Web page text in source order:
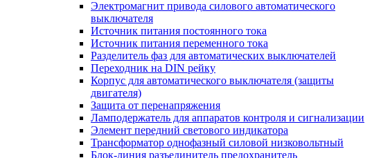
Электромагнит привода силового автоматического
выключателя
Источник питания постоянного тока
Источник питания переменного тока
Разделитель фаз для автоматических выключателей
Переходник на DIN рейку
Корпус для автоматического выключателя (защиты
двигателя)
Защита от перенапряжения
Ламподержатель для аппаратов контроля и сигнализации
Элемент передний светового индикатора
Трансформатор однофазный силовой низковольтный
Блок-линия разъединитель предохранитель